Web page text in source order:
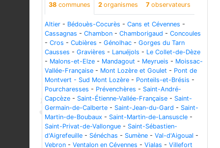
38 communes 2 organismes 7 observateurs
Altier - Bédouès-Cocurès - Cans et Cévennes -
Cassagnas - Chambon - Chamborigaud - Concoules
- Cros - Cubières - Génolhac - Gorges du Tarn
Causses - Gravières - Lanuéjols - Le Collet-de-Dèze
- Malons-et-Elze - Mandagout - Meyrueis - Moissac-
Vallée-Française - Mont Lozère et Goulet - Pont de
Montvert - Sud Mont Lozère - Ponteils-et-Brésis -
Pourcharesses - Prévenchères - Saint-André-
Capcèze - Saint-Étienne-Vallée-Française - Saint-
Germain-de-Calberte - Saint-Jean-du-Gard - Saint-
Martin-de-Boubaux - Saint-Martin-de-Lansuscle -
Saint-Privat-de-Vallongue - Saint-Sébastien-
d'Aigrefeuille - Sénéchas - Sumène - Val-d'Aigoual -
Vebron - Ventalon en Cévennes - Vialas - Villefort